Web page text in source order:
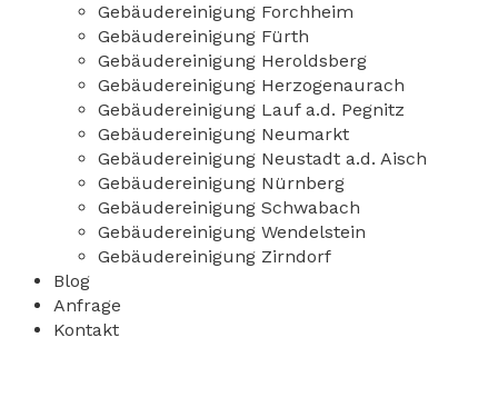
Gebäudereinigung Forchheim
Gebäudereinigung Fürth
Gebäudereinigung Heroldsberg
Gebäudereinigung Herzogenaurach
Gebäudereinigung Lauf a.d. Pegnitz
Gebäudereinigung Neumarkt
Gebäudereinigung Neustadt a.d. Aisch
Gebäudereinigung Nürnberg
Gebäudereinigung Schwabach
Gebäudereinigung Wendelstein
Gebäudereinigung Zirndorf
Blog
Anfrage
Kontakt